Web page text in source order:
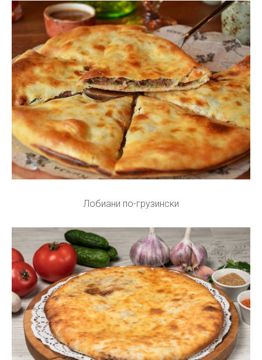
Лобиани по-грузински